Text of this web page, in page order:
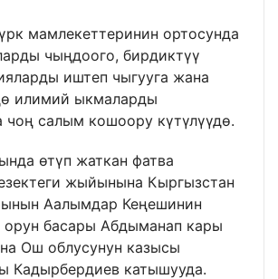
мамлекеттеринин ортосунда
чыңдоого, бирдиктүү
иштеп чыгууга жана
илимий ыкмаларды
чоң салым кошоору күтүлүүдө.
өтүп жаткан фатва
жыйынына Кыргызстан
Аалымдар Кеңешинин
орун басары Абдыманап кары
Ош облусунун казысы
Кадырбердиев катышууда.